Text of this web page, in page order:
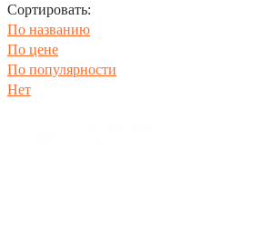
Сортировать:
По названию
По цене
По популярности
Нет